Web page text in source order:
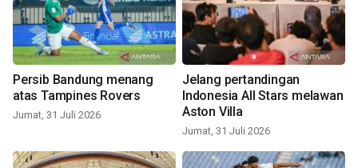
Persib Bandung menang
atas Tampines Rovers
Jumat, 31 Juli 2026
Jelang pertandingan
Indonesia All Stars melawan
Aston Villa
Jumat, 31 Juli 2026